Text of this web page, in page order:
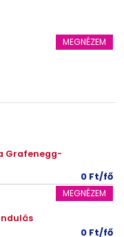
MEGNÉZEM
Grafenegg-
0 Ft/fő
MEGNÉZEM
0 Ft/fő